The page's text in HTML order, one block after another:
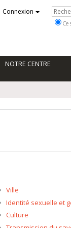
Connexion
Ce
NOTRE CENTRE
Ville
Identité sexuelle et
Culture